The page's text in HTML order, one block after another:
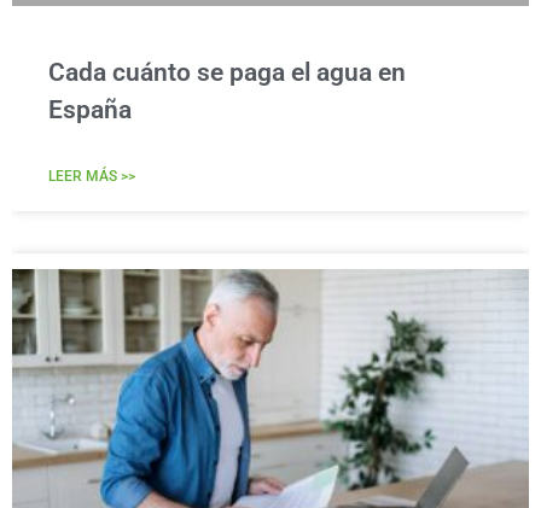
Cada cuánto se paga el agua en
España
LEER MÁS >>